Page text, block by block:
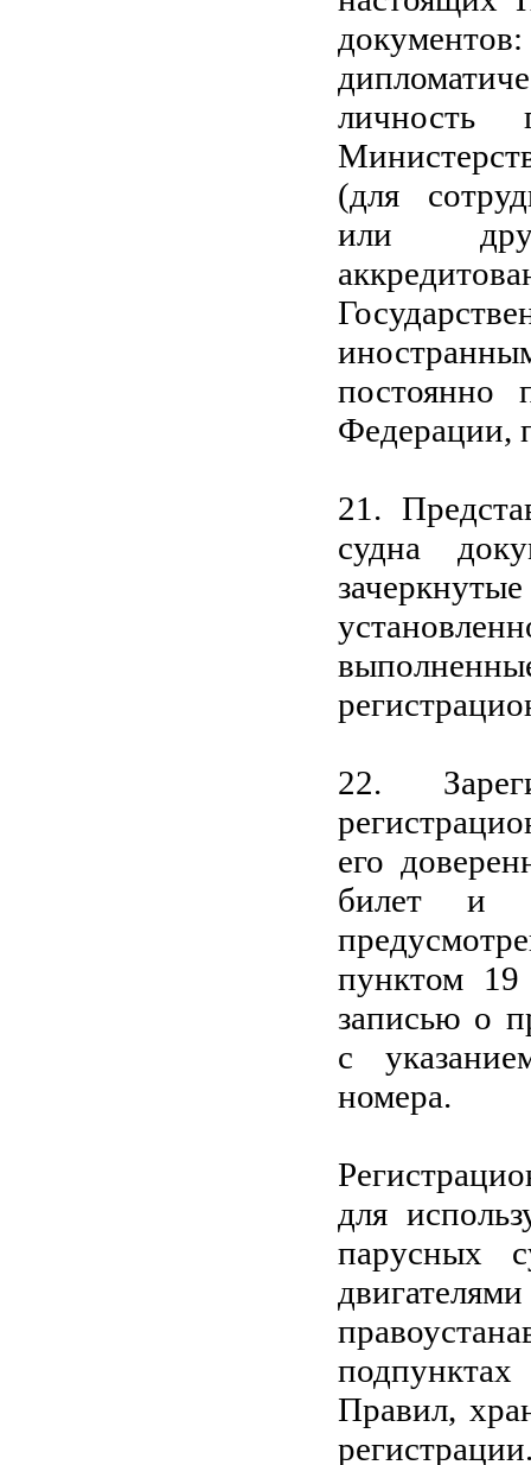
документов:
личность
(для
или
постоянно
Федерации,
21.
судна
22.
его
билет и
пунктом
записью о
с
номера.
для
парусных
Правил,